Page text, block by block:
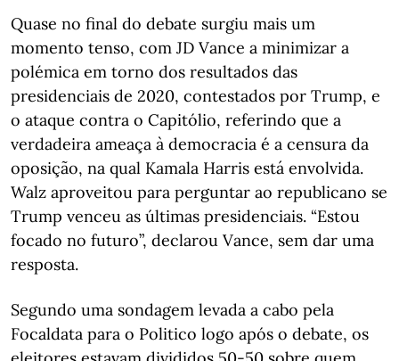
Quase no final do debate surgiu mais um
momento tenso, com JD Vance a minimizar a
polémica em torno dos resultados das
presidenciais de 2020, contestados por Trump, e
o ataque contra o Capitólio, referindo que a
verdadeira ameaça à democracia é a censura da
oposição, na qual Kamala Harris está envolvida.
Walz aproveitou para perguntar ao republicano se
Trump venceu as últimas presidenciais. “Estou
focado no futuro”, declarou Vance, sem dar uma
resposta.
Segundo uma sondagem levada a cabo pela
Focaldata para o Politico logo após o debate, os